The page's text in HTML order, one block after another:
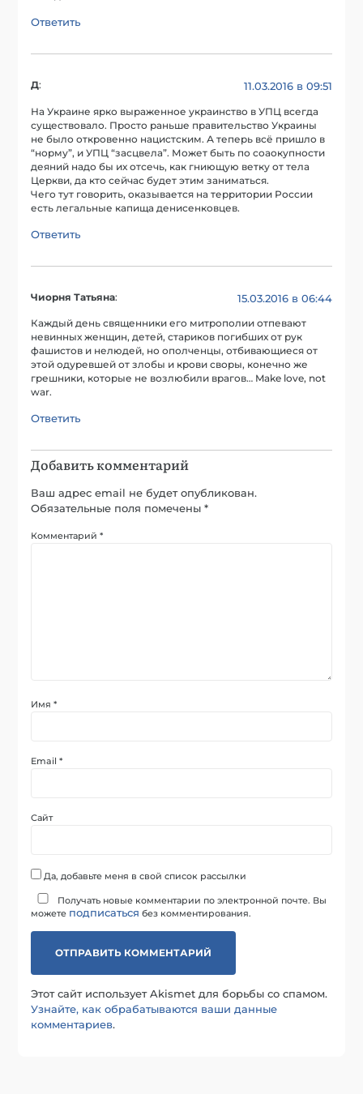
Ответить
Д: 11.03.2016 в 09:51
На Украине ярко выраженное украинство в УПЦ всегда
существовало. Просто раньше правительство Украины
не было откровенно нацистским. А теперь всё пришло в
“норму”, и УПЦ “засцвела”. Может быть по соаокупности
деяний надо бы их отсечь, как гниющую ветку от тела
Церкви, да кто сейчас будет этим заниматься.
Чего тут говорить, оказывается на территории России
есть легальные капища денисенковцев.
Ответить
Чиорня Татьяна: 15.03.2016 в 06:44
Каждый день священники его митрополии отпевают
невинных женщин, детей, стариков погибших от рук
фашистов и нелюдей, но ополченцы, отбивающиеся от
этой одуревшей от злобы и крови своры, конечно же
грешники, которые не возлюбили врагов… Make love, not
war.
Ответить
Добавить комментарий
Ваш адрес email не будет опубликован.
Обязательные поля помечены*
Комментарий*
Имя*
Email*
Сайт
Да, добавьте меня в свой список рассылки
Получать новые комментарии по электронной почте. Вы
можете подписаться без комментирования.
Этот сайт использует Akismet для борьбы со спамом.
Узнайте, как обрабатываются ваши данные
комментариев.